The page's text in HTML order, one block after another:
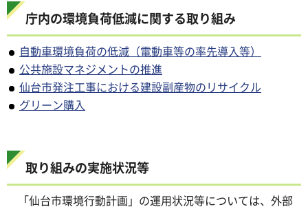
庁内の環境負荷低減に関する取り組み
自動車環境負荷の低減（電動車等の率先導入等）
公共施設マネジメントの推進
仙台市発注工事における建設副産物のリサイクル
グリーン購入
取り組みの実施状況等
「仙台市環境行動計画」の運用状況等については、外部